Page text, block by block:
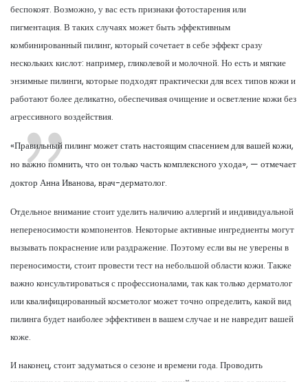
беспокоят. Возможно, у вас есть признаки фотостарения или
пигментация. В таких случаях может быть эффективным
комбинированный пилинг, который сочетает в себе эффект сразу
нескольких кислот: например, гликолевой и молочной. Но есть и мягкие
энзимные пилинги, которые подходят практически для всех типов кожи и
работают более деликатно, обеспечивая очищение и осветление кожи без
агрессивного воздействия.
«Правильный пилинг может стать настоящим спасением для вашей кожи,
но важно помнить, что он только часть комплексного ухода», — отмечает
доктор Анна Иванова, врач-дерматолог.
Отдельное внимание стоит уделить наличию аллергий и индивидуальной
непереносимости компонентов. Некоторые активные ингредиенты могут
вызывать покраснение или раздражение. Поэтому если вы не уверены в
переносимости, стоит провести тест на небольшой области кожи. Также
важно консультироваться с профессионалами, так как только дерматолог
или квалифицированный косметолог может точно определить, какой вид
пилинга будет наиболее эффективен в вашем случае и не навредит вашей
коже.
И наконец, стоит задуматься о сезоне и времени года. Проводить